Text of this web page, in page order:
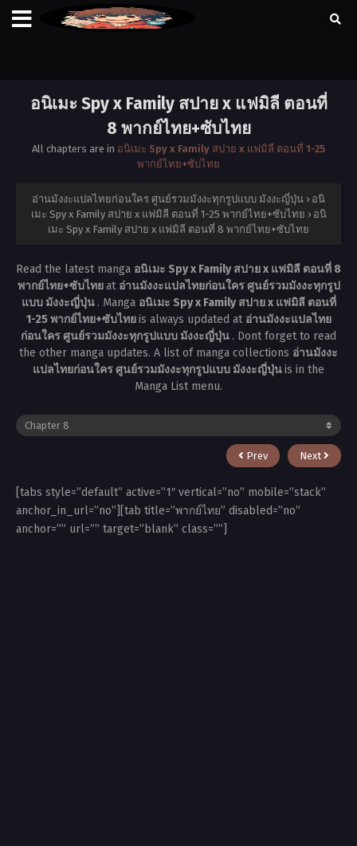
อนิเมะ Spy x Family สปาย x แฟมิลี ตอนที่
8 พากย์ไทย+ซับไทย
All chapters are in อนิเมะ Spy x Family สปาย x แฟมิลี ตอนที่ 1-25
พากย์ไทย+ซับไทย
อ่านมังงะแปลไทยก่อนใคร ศูนย์รวมมังงะทุกรูปแบบ มังงะญี่ปุ่น › อนิ
เมะ Spy x Family สปาย x แฟมิลี ตอนที่ 1-25 พากย์ไทย+ซับไทย › อนิ
เมะ Spy x Family สปาย x แฟมิลี ตอนที่ 8 พากย์ไทย+ซับไทย
Read the latest manga อนิเมะ Spy x Family สปาย x แฟมิลี ตอนที่ 8
พากย์ไทย+ซับไทยat อ่านมังงะแปลไทยก่อนใคร ศูนย์รวมมังงะทุกรูป
แบบ มังงะญี่ปุ่น . Manga อนิเมะ Spy x Family สปาย x แฟมิลี ตอนที่
1-25 พากย์ไทย+ซับไทยis always updated at อ่านมังงะแปลไทย
ก่อนใคร ศูนย์รวมมังงะทุกรูปแบบ มังงะญี่ปุ่น . Dont forget to read
the other manga updates. A list of manga collections อ่านมังงะ
แปลไทยก่อนใคร ศูนย์รวมมังงะทุกรูปแบบ มังงะญี่ปุ่นis in the
Manga List menu.
Prev Next
[tabs style=”default” active=”1″ vertical=”no” mobile=”stack”
anchor_in_url=”no”][tab title=”พากย์ไทย” disabled=”no”
anchor=”” url=”” target=”blank” class=””]